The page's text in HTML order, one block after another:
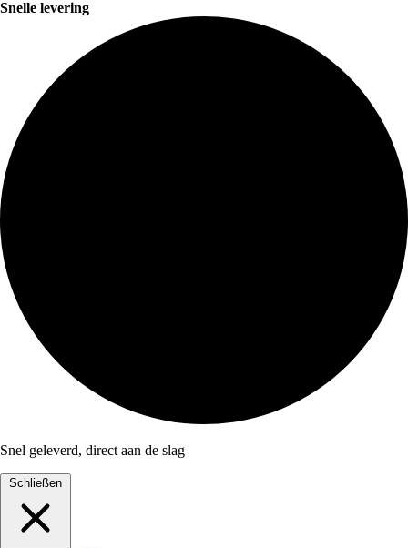
Snelle levering
Snel geleverd, direct aan de slag
Schließen